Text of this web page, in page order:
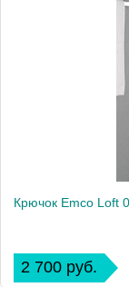
Крючок Emco Loft
2 700 руб.